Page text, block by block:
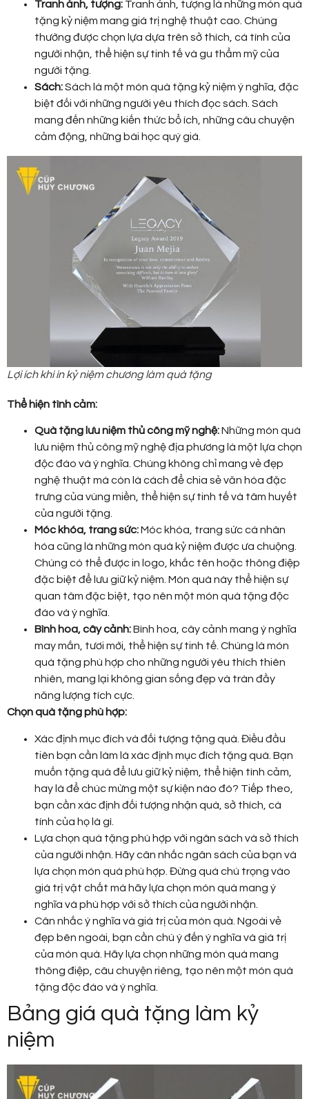
Tranh ảnh, tượng: Tranh ảnh, tượng là những món quà
tặng kỷ niệm mang giá trị nghệ thuật cao. Chúng
thường được chọn lựa dựa trên sở thích, cá tính của
người nhận, thể hiện sự tinh tế và gu thẩm mỹ của
người tặng.
Sách:Sách là một món quà tặng kỷ niệm ý nghĩa, đặc
biệt đối với những người yêu thích đọc sách. Sách
mang đến những kiến thức bổ ích, những câu chuyện
cảm động, những bài học quý giá.
Lợi ích khi in kỷ niệm chương làm quà tặng
Thể hiện tình cảm:
Quà tặng lưu niệm thủ công mỹ nghệ:Những món quà
lưu niệm thủ công mỹ nghệ địa phương là một lựa chọn
độc đáo và ý nghĩa. Chúng không chỉ mang vẻ đẹp
nghệ thuật mà còn là cách để chia sẻ văn hóa đặc
trưng của vùng miền, thể hiện sự tinh tế và tâm huyết
của người tặng.
Móc khóa, trang sức:Móc khóa, trang sức cá nhân
hóa cũng là những món quà kỷ niệm được ưa chuộng.
Chúng có thể được in logo, khắc tên hoặc thông điệp
đặc biệt để lưu giữ kỷ niệm. Món quà này thể hiện sự
quan tâm đặc biệt, tạo nên một món quà tặng độc
đáo và ý nghĩa.
Bình hoa, cây cảnh:Bình hoa, cây cảnh mang ý nghĩa
may mắn, tươi mới, thể hiện sự tinh tế. Chúng là món
quà tặng phù hợp cho những người yêu thích thiên
nhiên, mang lại không gian sống đẹp và tràn đầy
năng lượng tích cực.
Chọn quà tặng phù hợp:
Xác định mục đích và đối tượng tặng quà. Điều đầu
tiên bạn cần làm là xác định mục đích tặng quà. Bạn
muốn tặng quà để lưu giữ kỷ niệm, thể hiện tình cảm,
hay là để chúc mừng một sự kiện nào đó? Tiếp theo,
bạn cần xác định đối tượng nhận quà, sở thích, cá
tính của họ là gì.
Lựa chọn quà tặng phù hợp với ngân sách và sở thích
của người nhận. Hãy cân nhắc ngân sách của bạn và
lựa chọn món quà phù hợp. Đừng quá chú trọng vào
giá trị vật chất mà hãy lựa chọn món quà mang ý
nghĩa và phù hợp với sở thích của người nhận.
Cân nhắc ý nghĩa và giá trị của món quà. Ngoài vẻ
đẹp bên ngoài, bạn cần chú ý đến ý nghĩa và giá trị
của món quà. Hãy lựa chọn những món quà mang
thông điệp, câu chuyện riêng, tạo nên một món quà
tặng độc đáo và ý nghĩa.
Bảng giá quà tặng làm kỷ
niệm